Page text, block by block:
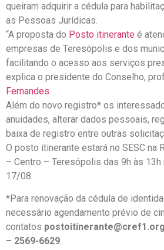
queiram adquirir a cédula para
as Pessoas Jurídicas.
“A proposta do Posto itinerante é
empresas de Teresópolis e dos
facilitando o acesso aos serviços
explica o presidente do Conselho,
Fernandes.
Além do novo registro* os
anuidades, alterar dados pessoais,
baixa de registro entre outras
O posto itinerante estará no SESC na
– Centro – Teresópolis das 9h às 13h
17/08.
*Para renovação da cédula de
necessário agendamento prévio de
contatos
– 2569-6629.